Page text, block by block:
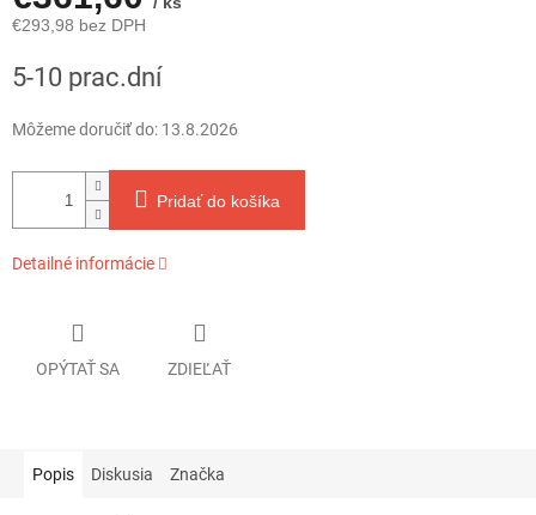
€293,98 bez DPH
cena:
5-10 prac.dní
Môžeme doručiť do: 13.8.2026
Pridať do košíka
Detailné informácie
OPÝTAŤ SA ZDIEĽAŤ
Popis Diskusia Značka